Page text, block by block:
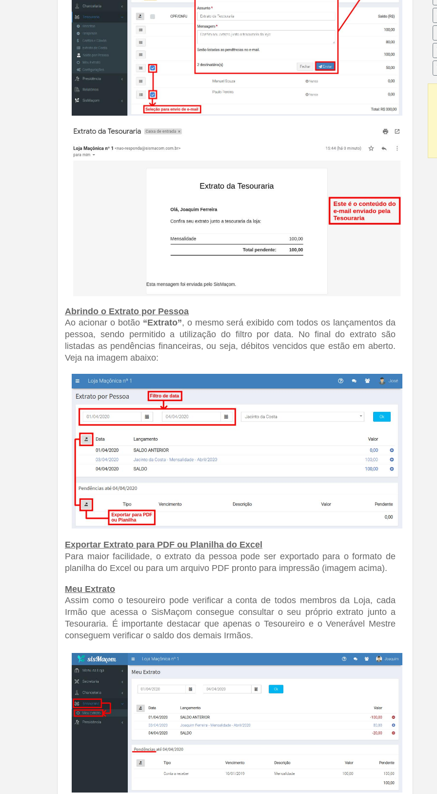
Abrindo o Extrato por Pessoa
Ao acionar o botão “Extrato”, o mesmo será exibido com todos os lançamentos da
pessoa, sendo permitido a utilização do filtro por data. No final do extrato são
listadas as pendências financeiras, ou seja, débitos vencidos que estão em aberto.
Veja na imagem abaixo:
Exportar Extrato para PDF ou Planilha do Excel
Para maior facilidade, o extrato da pessoa pode ser exportado para o formato de
planilha do Excel ou para um arquivo PDF pronto para impressão (imagem acima).
Meu Extrato
Assim como o tesoureiro pode verificar a conta de todos membros da Loja, cada
Irmão que acessa o SisMaçom consegue consultar o seu próprio extrato junto a
Tesouraria. É importante destacar que apenas o Tesoureiro e o Venerável Mestre
conseguem verificar o saldo dos demais Irmãos.